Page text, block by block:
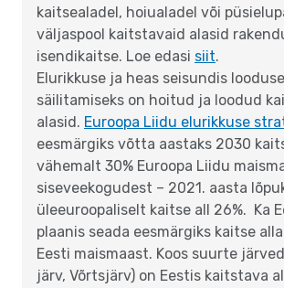
kaitsealadel, hoiualadel või
väljaspool kaitstavaid alasid
isendikaitse. Loe edasi siit.
Elurikkuse ja heas seisundis looduse
säilitamiseks on hoitud ja loodud
alasid. Euroopa Liidu elurikkuse
eesmärgiks võtta aastaks 2030
vähemalt 30% Euroopa Liidu
siseveekogudest – 2021. aasta
üleeuroopaliselt kaitse all 26%. Ka
plaanis seada eesmärgiks kaitse
Eesti maismaast. Koos suurte
järv, Võrtsjärv) on Eestis kaitstava